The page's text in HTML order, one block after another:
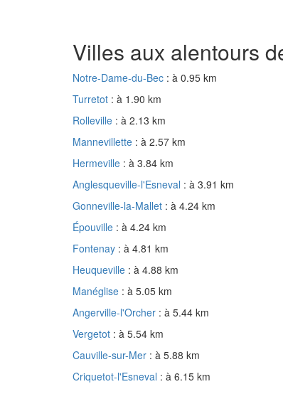
Villes aux alentours
Notre-Dame-du-Bec : à 0.95 km
Turretot : à 1.90 km
Rolleville : à 2.13 km
Mannevillette : à 2.57 km
Hermeville : à 3.84 km
Anglesqueville-l'Esneval : à 3.91 km
Gonneville-la-Mallet : à 4.24 km
Épouville : à 4.24 km
Fontenay : à 4.81 km
Heuqueville : à 4.88 km
Manéglise : à 5.05 km
Angerville-l'Orcher : à 5.44 km
Vergetot : à 5.54 km
Cauville-sur-Mer : à 5.88 km
Criquetot-l'Esneval : à 6.15 km